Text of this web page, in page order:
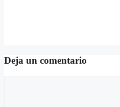
Deja un comentario